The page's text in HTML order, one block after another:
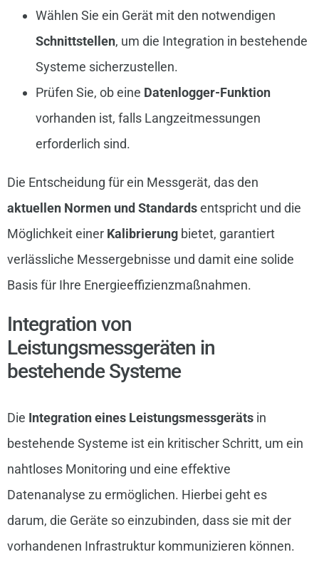
Wählen Sie ein Gerät mit den notwendigen
Schnittstellen, um die Integration in bestehende
Systeme sicherzustellen.
Prüfen Sie, ob eine Datenlogger-Funktion
vorhanden ist, falls Langzeitmessungen
erforderlich sind.
Die Entscheidung für ein Messgerät, das den
aktuellen Normen und Standardsentspricht und die
Möglichkeit einer Kalibrierungbietet, garantiert
verlässliche Messergebnisse und damit eine solide
Basis für Ihre Energieeffizienzmaßnahmen.
Integration von
Leistungsmessgeräten in
bestehende Systeme
Die Integration eines Leistungsmessgerätsin
bestehende Systeme ist ein kritischer Schritt, um ein
nahtloses Monitoring und eine effektive
Datenanalyse zu ermöglichen. Hierbei geht es
darum, die Geräte so einzubinden, dass sie mit der
vorhandenen Infrastruktur kommunizieren können.